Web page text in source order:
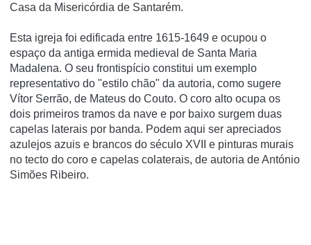
Casa da Misericórdia de Santarém.
Esta igreja foi edificada entre 1615-1649 e ocupou o
espaço da antiga ermida medieval de Santa Maria
Madalena. O seu frontispício constitui um exemplo
representativo do "estilo chão" da autoria, como sugere
Vítor Serrão, de Mateus do Couto. O coro alto ocupa os
dois primeiros tramos da nave e por baixo surgem duas
capelas laterais por banda. Podem aqui ser apreciados
azulejos azuis e brancos do século XVII e pinturas murais
no tecto do coro e capelas colaterais, de autoria de António
Simões Ribeiro.